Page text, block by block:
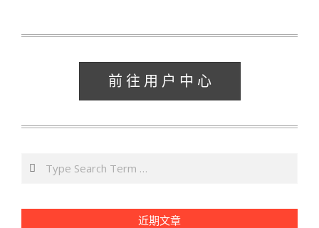
前 往 用 户 中 心
Search
近期文章